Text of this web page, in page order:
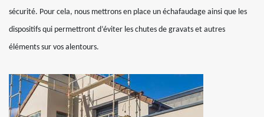
sécurité. Pour cela, nous mettrons en place un échafaudage ainsi que les
dispositifs qui permettront d’éviter les chutes de gravats et autres
éléments sur vos alentours.